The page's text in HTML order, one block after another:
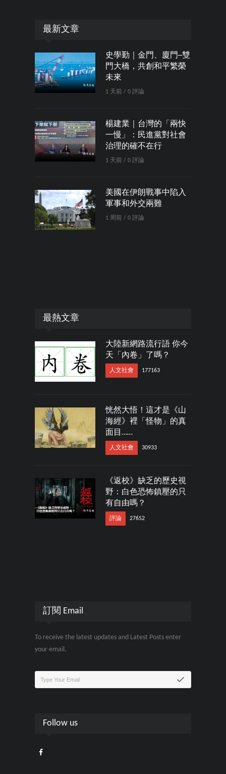
最新文章
史學勤｜金門、廈門─雙
門大橋，共創和平繁榮
未來
1 天前 / 0 評論
楊建業｜台灣的「兩快
一慢」：民進黨對社會
治理的確不在行
1 天前 / 0 評論
美國在伊朗戰事中陷入
軍事和外交兩難
1 周前 / 0 評論
最熱文章
大陸新網路流行語 你今
天「內卷」了嗎？
人文社會 177163
恍然大悟！這才是《山
海經》裡「怪物」的真
面目……
人文社會 30933
《返校》缺乏的歷史視
野：白色恐怖鎮壓的只
有自由嗎？
評論 27652
訂閱 Email
To receive the latest updates and Latest Posts enter
your email.
Follow us